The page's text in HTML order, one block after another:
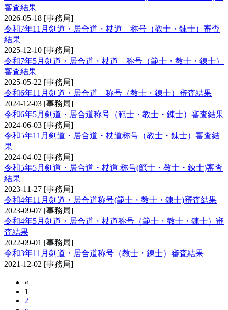
審査結果
2026-05-18 [事務局]
令和7年11月剣道・居合道・杖道 称号（教士・錬士）審査
結果
2025-12-10 [事務局]
令和7年5月剣道・居合道・杖道 称号（範士・教士・錬士）
審査結果
2025-05-22 [事務局]
令和6年11月剣道・居合道 称号（教士・錬士）審査結果
2024-12-03 [事務局]
令和6年5月剣道・居合道称号（範士・教士・錬士）審査結果
2024-06-03 [事務局]
令和5年11月剣道・居合道・杖道称号（教士・錬士）審査結
果
2024-04-02 [事務局]
令和5年5月剣道・居合道・杖道 称号(範士・教士・錬士)審査
結果
2023-11-27 [事務局]
令和4年11月剣道・居合道称号(範士・教士・錬士)審査結果
2023-09-07 [事務局]
令和4年5月剣道・居合道・杖道称号（範士・教士・錬士）審
査結果
2022-09-01 [事務局]
令和3年11月剣道・居合道称号（教士・錬士）審査結果
2021-12-02 [事務局]
«
1
2